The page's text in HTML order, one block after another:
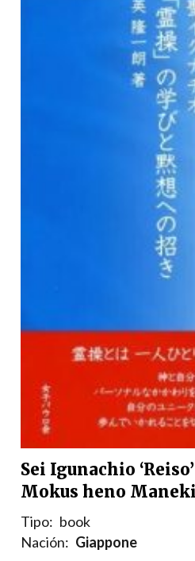
Sei Igunachio
Mokus heno Maneki
Tipo: book
Nación: Giappone